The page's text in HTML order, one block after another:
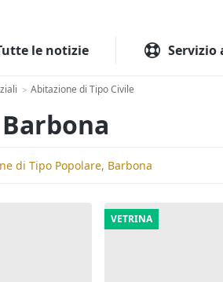
le notizie Servizio
> Abitazione di Tipo Civile
di Tipo Popolare, Barbona
VETRINA